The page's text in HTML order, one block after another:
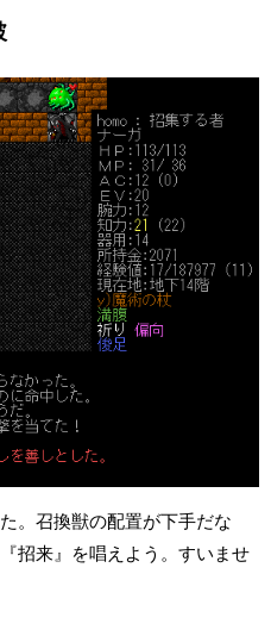
。召換獣の配置が下手だな
招来』を唱えよう。すいませ